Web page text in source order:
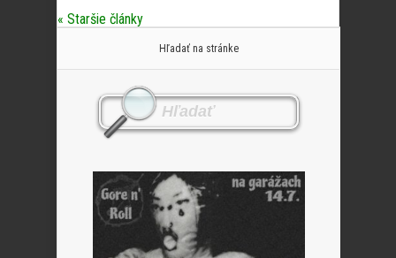
« Staršie články
Hľadať na stránke